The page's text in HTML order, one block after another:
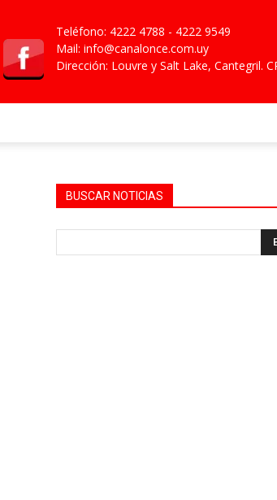
Teléfono: 4222 4788 - 4222 9549
Mail: info@canalonce.com.uy
Dirección: Louvre y Salt Lake, Cantegril.
BUSCAR NOTICIAS